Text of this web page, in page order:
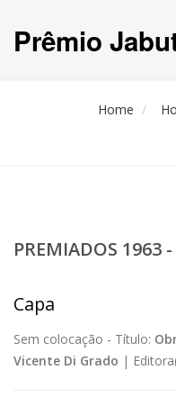
Prêmio
Home
PREMIADOS 1963
Capa
Sem colocação - Título:
Vicente Di Grado |